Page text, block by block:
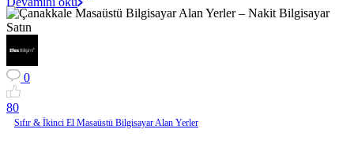
0
80
Sıfır & İkinci El Masaüstü Bilgisayar Alan Yerler